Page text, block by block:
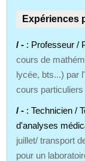
Expériences
/ - : Professeur /
cours de
lycée, bts...) par
cours
/ - : Technicien /
d'analyses
juillet/ transport
pour un